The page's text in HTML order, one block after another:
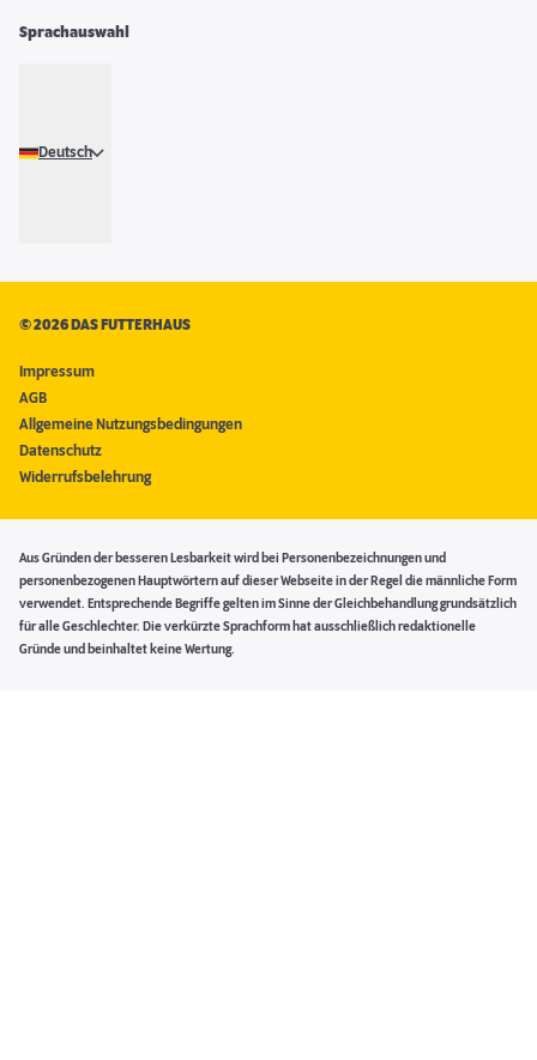
Sprachauswahl
Deutsch
©2026 DAS FUTTERHAUS
Impressum
AGB
Allgemeine Nutzungsbedingungen
Datenschutz
Widerrufsbelehrung
Aus Gründen der besseren Lesbarkeit wird bei Personenbezeichnungen und
personenbezogenen Hauptwörtern auf dieser Webseite in der Regel die männliche Form
verwendet. Entsprechende Begriffe gelten im Sinne der Gleichbehandlung grundsätzlich
für alle Geschlechter. Die verkürzte Sprachform hat ausschließlich redaktionelle
Gründe und beinhaltet keine Wertung.